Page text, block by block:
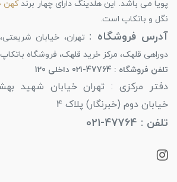
پویا می باشد. این هلدینگ دارای چهار برندکهن
نگل و باتکاپ است.
آدرس فروشگاه : تهران، خیابان
دوراهی قلهک، مرکز خرید قلهک، فروشگاه باتکاپ
تلفن فروشگاه : 47764-021 داخلی 120
دفتر مرکزی : تهران خیابان شهید
خیابان دوم (خبرنگار) پلاک 4
تلفن : 47764-021